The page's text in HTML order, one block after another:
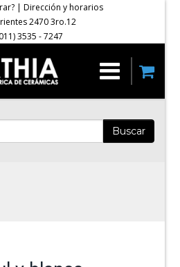
| Dirección y horarios
2470 3ro.12
3535 - 7247
Buscar